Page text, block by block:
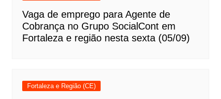
Vaga de emprego para Agente de
Cobrança no Grupo SocialCont em
Fortaleza e região nesta sexta (05/09)
Fortaleza e Região (CE)